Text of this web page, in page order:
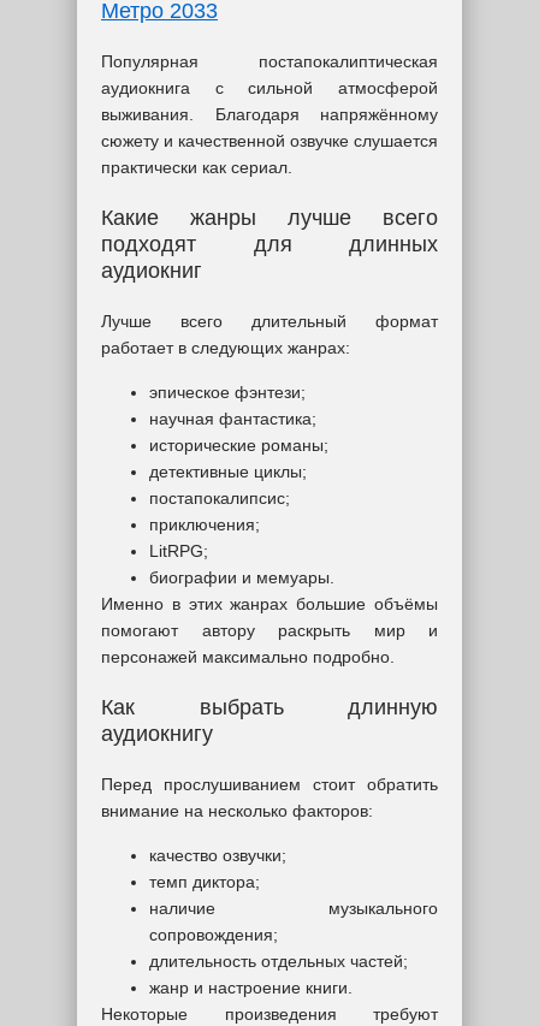
Метро 2033
Популярная постапокалиптическая
аудиокнига с сильной атмосферой
выживания. Благодаря напряжённому
сюжету и качественной озвучке слушается
практически как сериал.
Какие жанры лучше всего
подходят для длинных
аудиокниг
Лучше всего длительный формат
работает в следующих жанрах:
эпическое фэнтези;
научная фантастика;
исторические романы;
детективные циклы;
постапокалипсис;
приключения;
LitRPG;
биографии и мемуары.
Именно в этих жанрах большие объёмы
помогают автору раскрыть мир и
персонажей максимально подробно.
Как выбрать длинную
аудиокнигу
Перед прослушиванием стоит обратить
внимание на несколько факторов:
качество озвучки;
темп диктора;
наличие музыкального
сопровождения;
длительность отдельных частей;
жанр и настроение книги.
Некоторые произведения требуют